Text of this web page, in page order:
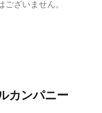
ざいません。
カンパニー